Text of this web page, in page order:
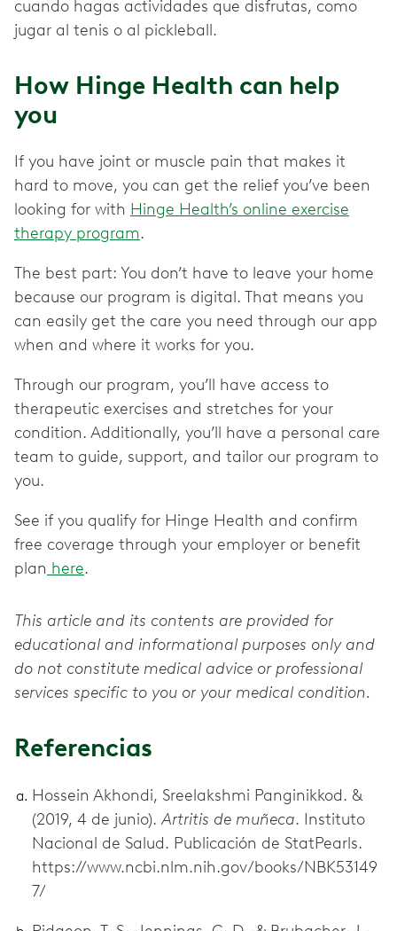
cuando hagas actividades que disfrutas, como
jugar al tenis o al pickleball.
How Hinge Health can help
you
If you have joint or muscle pain that makes it
hard to move, you can get the relief you’ve been
looking for with Hinge Health’s online exercise
therapy program.
The best part: You don’t have to leave your home
because our program is digital. That means you
can easily get the care you need through our app
when and where it works for you.
Through our program, you’ll have access to
therapeutic exercises and stretches for your
condition. Additionally, you’ll have a personal care
team to guide, support, and tailor our program to
you.
See if you qualify for Hinge Health and confirm
free coverage through your employer or benefit
plan here.
This article and its contents are provided for
educational and informational purposes only and
do not constitute medical advice or professional
services specific to you or your medical condition.
Referencias
Hossein Akhondi, Sreelakshmi Panginikkod. &
(2019, 4 de junio).Artritis de muñeca. Instituto
Nacional de Salud. Publicación de StatPearls.
https://www.ncbi.nlm.nih.gov/books/NBK53149
7/